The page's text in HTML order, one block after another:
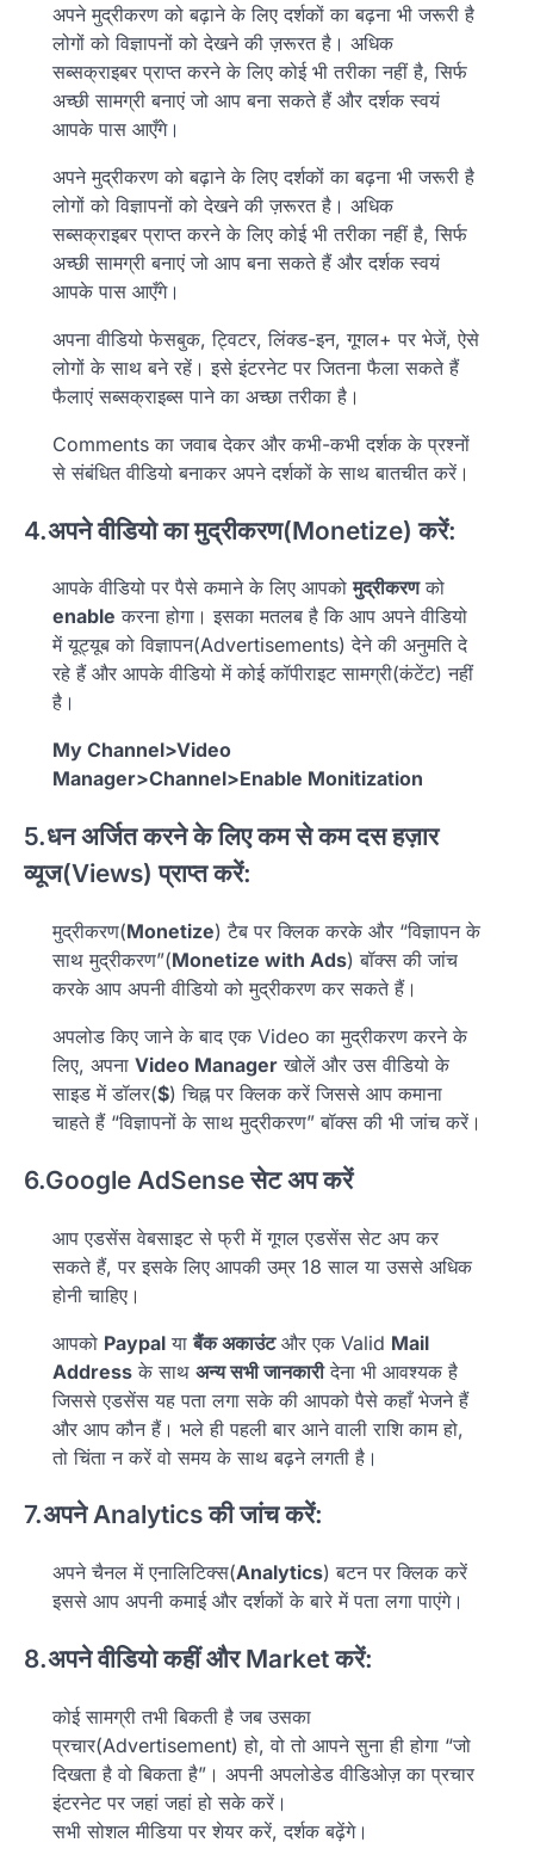
अपने मुद्रीकरण को बढ़ाने के लिए दर्शकों का बढ़ना भी जरूरी है
लोगों को विज्ञापनों को देखने की ज़रूरत है। अधिक
सब्सक्राइबर प्राप्त करने के लिए कोई भी तरीका नहीं है, सिर्फ
अच्छी सामग्री बनाएं जो आप बना सकते हैं और दर्शक स्वयं
आपके पास आएँगे।
अपने मुद्रीकरण को बढ़ाने के लिए दर्शकों का बढ़ना भी जरूरी है
लोगों को विज्ञापनों को देखने की ज़रूरत है। अधिक
सब्सक्राइबर प्राप्त करने के लिए कोई भी तरीका नहीं है, सिर्फ
अच्छी सामग्री बनाएं जो आप बना सकते हैं और दर्शक स्वयं
आपके पास आएँगे।
अपना वीडियो फेसबुक, ट्विटर, लिंक्ड-इन, गूगल+ पर भेजें, ऐसे
लोगों के साथ बने रहें। इसे इंटरनेट पर जितना फैला सकते हैं
फैलाएं सब्सक्राइब्स पाने का अच्छा तरीका है।
Comments का जवाब देकर और कभी-कभी दर्शक के प्रश्नों
से संबंधित वीडियो बनाकर अपने दर्शकों के साथ बातचीत करें।
4.अपने वीडियो का मुद्रीकरण(Monetize) करें:
आपके वीडियो पर पैसे कमाने के लिए आपकोमुद्रीकरणको
enable करना होगा। इसका मतलब है कि आप अपने वीडियो
में यूट्यूब को विज्ञापन(Advertisements) देने की अनुमति दे
रहे हैं और आपके वीडियो में कोई कॉपीराइट सामग्री(कंटेंट) नहीं
है।
My Channel>Video
Manager>Channel>Enable Monitization
5.धन अर्जित करने के लिए कम से कम दस हज़ार
व्यूज(Views) प्राप्त करें:
मुद्रीकरण(Monetize) टैब पर क्लिक करके और “विज्ञापन के
साथ मुद्रीकरण”(Monetize with Ads) बॉक्स की जांच
करके आप अपनी वीडियो को मुद्रीकरण कर सकते हैं।
अपलोड किए जाने के बाद एक Video का मुद्रीकरण करने के
लिए, अपना Video Manager खोलें और उस वीडियो के
साइड में डॉलर($) चिह्न पर क्लिक करें जिससे आप कमाना
चाहते हैं “विज्ञापनों के साथ मुद्रीकरण” बॉक्स की भी जांच करें।
6.Google AdSense सेट अप करें
आप एडसेंस वेबसाइट से फ्री में गूगल एडसेंस सेट अप कर
सकते हैं, पर इसके लिए आपकी उम्र 18 साल या उससे अधिक
होनी चाहिए।
आपको Paypal याबैंक अकाउंटऔर एक Valid Mail
Address के साथ अन्य सभी जानकारीदेना भी आवश्यक है
जिससे एडसेंस यह पता लगा सके की आपको पैसे कहाँ भेजने हैं
और आप कौन हैं। भले ही पहली बार आने वाली राशि काम हो,
तो चिंता न करें वो समय के साथ बढ़ने लगती है।
7.अपने Analytics की जांच करें:
अपने चैनल में एनालिटिक्स(Analytics) बटन पर क्लिक करें
इससे आप अपनी कमाई और दर्शकों के बारे में पता लगा पाएंगे।
8.अपने वीडियो कहीं और Market करें:
कोई सामग्री तभी बिकती है जब उसका
प्रचार(Advertisement) हो, वो तो आपने सुना ही होगा “जो
दिखता है वो बिकता है”। अपनी अपलोडेड वीडिओज़ का प्रचार
इंटरनेट पर जहां जहां हो सके करें।
सभी सोशल मीडिया पर शेयर करें, दर्शक बढ़ेंगे।